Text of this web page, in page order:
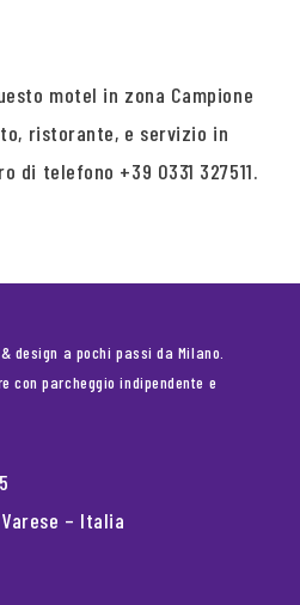
motel in zona Campione
ristorante, e servizio in
di telefono +39 0331 327511.
design a pochi passi da Milano.
con parcheggio indipendente e
– Italia